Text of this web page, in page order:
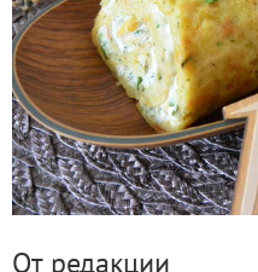
От редакции